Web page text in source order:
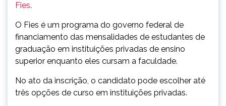
Fies.
O Fies é um programa do governo federal de
financiamento das mensalidades de estudantes de
graduação em instituições privadas de ensino
superior enquanto eles cursam a faculdade.
No ato da inscrição, o candidato pode escolher até
três opções de curso em instituições privadas.